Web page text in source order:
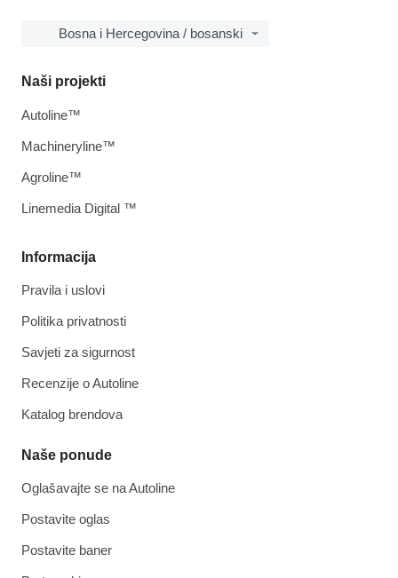
Bosna i Hercegovina / bosanski
Informacija
Pravila i uslovi
Politika privatnosti
Savjeti za sigurnost
Recenzije o Autoline
Katalog brendova
Naše ponude
Oglašavajte se na Autoline
Postavite oglas
Postavite baner
Naši projekti
Autoline™
Machineryline™
Agroline™
Linemedia Digital ™